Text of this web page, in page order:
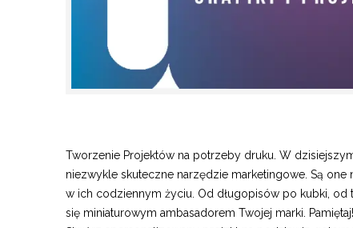
Tworzenie Projektów na potrzeby druku. W
niezwykle skuteczne narzędzie marketingowe. Są
w ich codziennym życiu. Od długopisów po kubki,
się miniaturowym ambasadorem Twojej marki.